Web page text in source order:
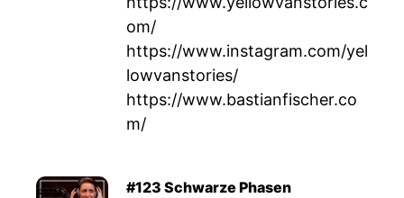
om/
https://www.instagram.com/yel
lowvanstories/
https://www.bastianfischer.co
m/
#123 Schwarze Phasen